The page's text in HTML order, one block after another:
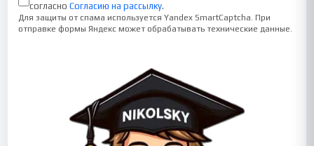
согласно Согласию на рассылку.
Для защиты от спама используется Yandex SmartCaptcha. При
отправке формы Яндекс может обрабатывать технические данные.